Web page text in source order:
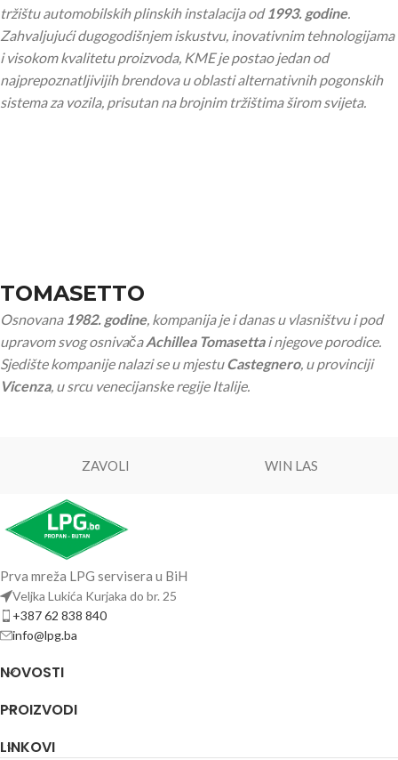
tržištu automobilskih plinskih instalacija od1993. godine.
Zahvaljujući dugogodišnjem iskustvu, inovativnim tehnologijama
i visokom kvalitetu proizvoda, KME je postao jedan od
najprepoznatljivijih brendova u oblasti alternativnih pogonskih
sistema za vozila, prisutan na brojnim tržištima širom svijeta.
TOMASETTO
Osnovana 1982. godine, kompanija je i danas u vlasništvu i pod
upravom svog osnivačaAchillea Tomasettai njegove porodice.
Sjedište kompanije nalazi se u mjestuCastegnero, u provinciji
Vicenza, u srcu venecijanske regije Italije.
ZAVOLI WIN LAS
Prva mreža LPG servisera u BiH
Veljka Lukića Kurjaka do br. 25
+387 62 838 840
info@lpg.ba
NOVOSTI
PROIZVODI
LINKOVI